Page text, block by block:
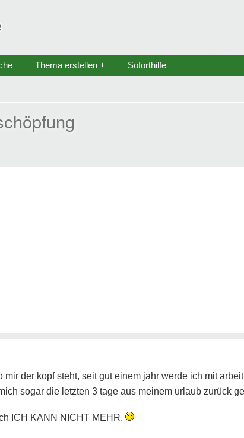
Thema erstellen + Soforthilfe
mir der kopf steht, seit gut einem jahr werde ich mit
sogar die letzten 3 tage aus meinem urlaub zurück
ICH KANN NICHT MEHR.